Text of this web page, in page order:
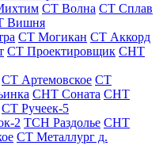
СТ Волна СТ Сплав
Вишня
СТ Могикан СТ Аккорд
СТ Проектировщик СНТ
СТ Артемовское СТ
СНТ Соната СНТ
СТ Ручеек-5
2 ТСН Раздолье СНТ
СТ Металлург д.